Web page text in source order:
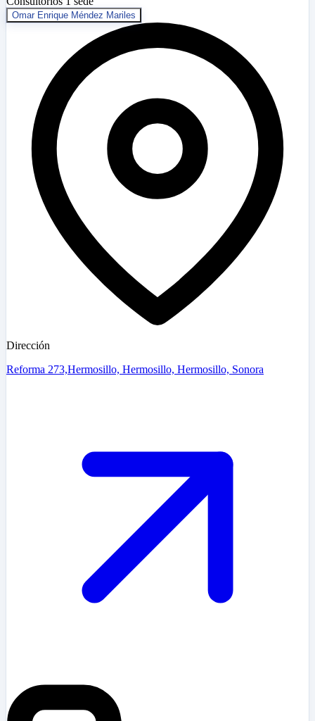
Omar Enrique Méndez Mariles
Dirección
Reforma 273,Hermosillo, Hermosillo, Hermosillo, Sonora